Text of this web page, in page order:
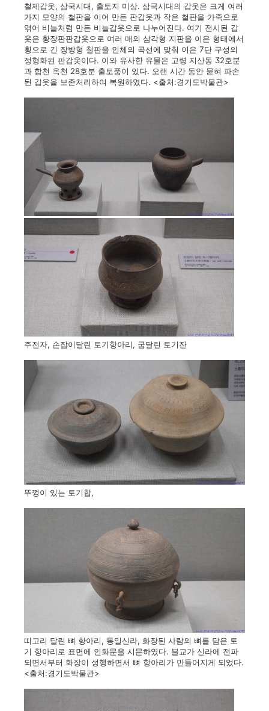
철제갑옷, 삼국시대, 출토지 미상. 삼국시대의 갑옷은 크게 여러
가지 모양의 철판을 이어 만든 판갑옷과 작은 철판을 가죽으로
엮어 비늘처럼 만든 비늘갑옷으로 나누어진다. 여기 전시된 갑
옷은 황장판판갑옷으로 여러 매의 삼각형 지판을 이은 형태에서
횡으로 긴 장방형 철판을 인체의 곡선에 맞춰 이은 7단 구성의
정형화된 판갑옷이다. 이와 유사한 유물은 고령 지산동 32호분
과 합천 옥천 28호분 출토품이 있다. 오랜 시간 동안 묻혀 파손
된 갑옷을 보존처리하여 복원하였다. <출처:경기도박물관>
주전자, 손잡이달린 토기항아리, 굽달린 토기잔
뚜껑이 있는 토기합,
띠고리 달린 뼈 항아리, 통일신라, 화장된 사람의 뼈를 담은 토
기 항아리로 표면에 인화문을 시문하였다. 불교가 신라에 전파
되면서부터 화장이 성행하면서 뼈 항아리가 만들어지게 되었다.
<출처:경기도박물관>